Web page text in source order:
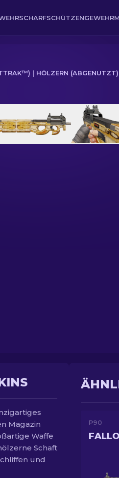
SCHARFSCHÜTZENGEWEHR
| HÖLZERN (ABGENUTZT)
Magazin
Waffe
Schaft
und
P90